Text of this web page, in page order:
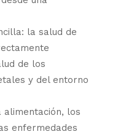
la salud de
de los
y del entorno
alimentación, los
enfermedades